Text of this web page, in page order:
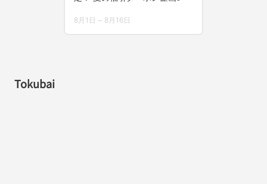
Tokubai